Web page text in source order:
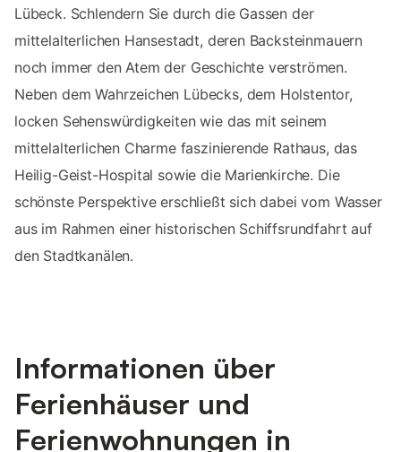
Lübeck. Schlendern Sie durch die Gassen der
mittelalterlichen Hansestadt, deren Backsteinmauern
noch immer den Atem der Geschichte verströmen.
Neben dem Wahrzeichen Lübecks, dem Holstentor,
locken Sehenswürdigkeiten wie das mit seinem
mittelalterlichen Charme faszinierende Rathaus, das
Heilig-Geist-Hospital sowie die Marienkirche. Die
schönste Perspektive erschließt sich dabei vom Wasser
aus im Rahmen einer historischen Schiffsrundfahrt auf
den Stadtkanälen.
Informationen über
Ferienhäuser und
Ferienwohnungen in